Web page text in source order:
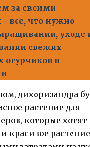
за своими
- все, что нужно
уходе
свежих
огурчиков в
дихоризандрa
растение для
которые
красивое